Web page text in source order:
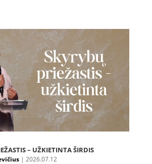
– UŽKIETINTA ŠIRDIS
| 2026.07.12